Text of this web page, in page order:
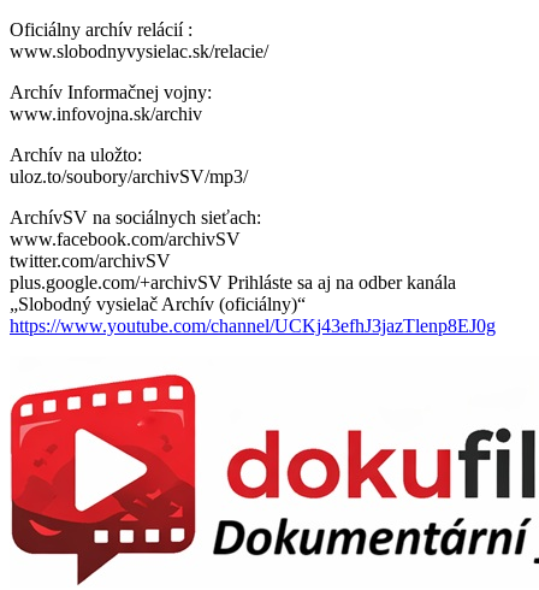
Oficiálny archív relácií :
www.slobodnyvysielac.sk/relacie/
Archív Informačnej vojny:
www.infovojna.sk/archiv
Archív na uložto:
uloz.to/soubory/archivSV/mp3/
ArchívSV na sociálnych sieťach:
www.facebook.com/archivSV
twitter.com/archivSV
plus.google.com/+archivSV Prihláste sa aj na odber kanála
„Slobodný vysielač Archív (oficiálny)“
https://www.youtube.com/channel/UCKj43efhJ3jazTlenp8EJ0g